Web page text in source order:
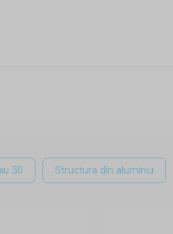
Posibilitățile sunt foarte
50 Structura din aluminiu